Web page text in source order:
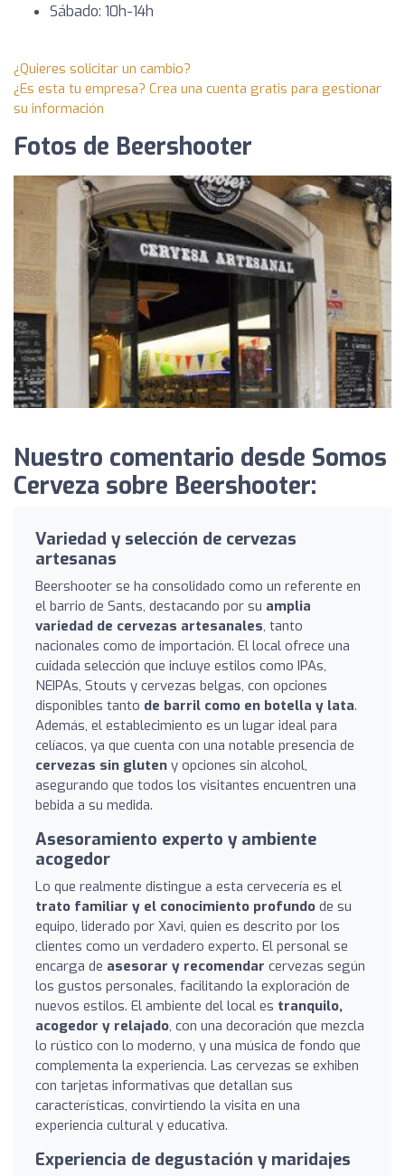
Sábado: 10h-14h
¿Quieres solicitar un cambio?
¿Es esta tu empresa? Crea una cuenta gratis para gestionar
su información
Fotos de Beershooter
Nuestro comentario desde Somos
Cerveza sobre Beershooter:
Variedad y selección de cervezas
artesanas
Beershooter se ha consolidado como un referente en
el barrio de Sants, destacando por su amplia
variedad de cervezas artesanales, tanto
nacionales como de importación. El local ofrece una
cuidada selección que incluye estilos como IPAs,
NEIPAs, Stouts y cervezas belgas, con opciones
disponibles tanto de barril como en botella y lata.
Además, el establecimiento es un lugar ideal para
celíacos, ya que cuenta con una notable presencia de
cervezas sin gluten y opciones sin alcohol,
asegurando que todos los visitantes encuentren una
bebida a su medida.
Asesoramiento experto y ambiente
acogedor
Lo que realmente distingue a esta cervecería es el
trato familiar y el conocimiento profundo de su
equipo, liderado por Xavi, quien es descrito por los
clientes como un verdadero experto. El personal se
encarga de asesorar y recomendar cervezas según
los gustos personales, facilitando la exploración de
nuevos estilos. El ambiente del local es tranquilo,
acogedor y relajado, con una decoración que mezcla
lo rústico con lo moderno, y una música de fondo que
complementa la experiencia. Las cervezas se exhiben
con tarjetas informativas que detallan sus
características, convirtiendo la visita en una
experiencia cultural y educativa.
Experiencia de degustación y maridajes